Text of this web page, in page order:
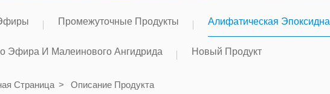
Промежуточные Продукты Алифатическая
Эфира И Малеинового Ангидрида Новый Продукт
Страница > Описание Продукта